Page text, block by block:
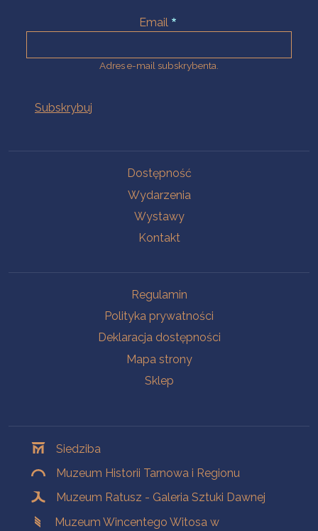
Email
Adres e-mail subskrybenta.
Dostępność
Wydarzenia
Wystawy
Kontakt
Regulamin
Polityka prywatności
Deklaracja dostępności
Mapa strony
Sklep
Siedziba
Muzeum Historii Tarnowa i Regionu
Muzeum Ratusz - Galeria Sztuki Dawnej
Muzeum Wincentego Witosa w